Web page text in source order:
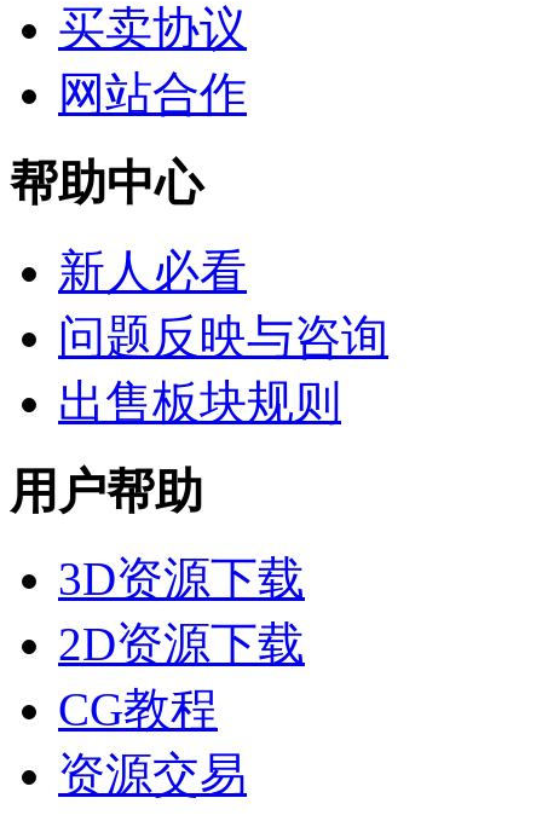
买卖协议
网站合作
帮助中心
新人必看
问题反映与咨询
出售板块规则
用户帮助
3D资源下载
2D资源下载
CG教程
资源交易